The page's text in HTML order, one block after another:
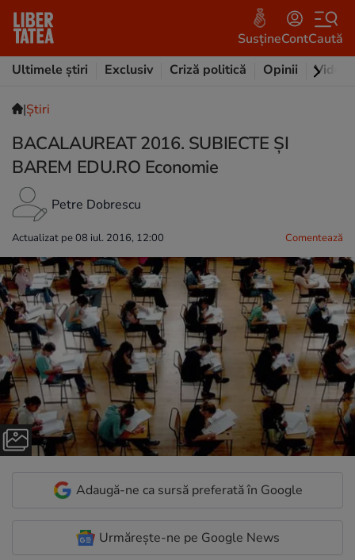
SusțineContCaută
Ultimele știri
Exclusiv Criză politică Opinii Video
|Ştiri
BACALAUREAT 2016. SUBIECTE ȘI
BAREM EDU.RO Economie
Petre Dobrescu
Actualizat pe 08 iul. 2016, 12:00 Comentează
Adaugă-ne ca sursă preferată în Google
Urmărește-ne pe Google News